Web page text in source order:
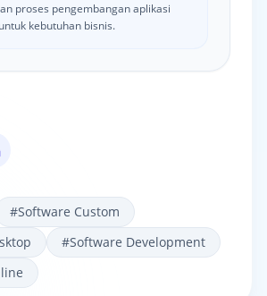
proses pengembangan aplikasi
kebutuhan bisnis.
#Software Custom
#Software Development